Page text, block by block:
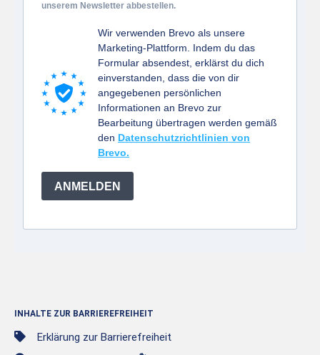
unserem Newsletter abbestellen.
Wir verwenden Brevo als unsere
Marketing-Plattform. Indem du das
Formular absendest, erklärst du dich
einverstanden, dass die von dir
angegebenen persönlichen
Informationen an Brevo zur
Bearbeitung übertragen werden gemäß
den Datenschutzrichtlinien von
Brevo.
ANMELDEN
INHALTE ZUR BARRIEREFREIHEIT
Erklärung zur Barrierefreiheit